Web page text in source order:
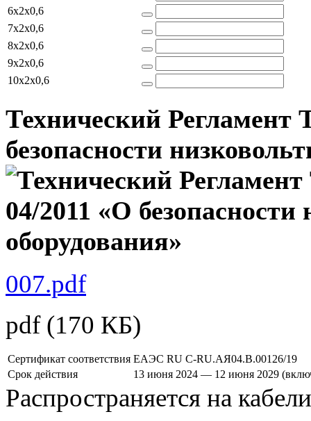
6x2x0,6
7x2x0,6
8x2x0,6
9x2x0,6
10x2x0,6
Технический Регламент
безопасности
007.pdf
pdf(170 КБ)
Сертификат соответствия ЕАЭС RU C-RU.АЯ04.В.00126/19
Срок действия
13 июня 2024 — 12 июня 2029
Распространяется на